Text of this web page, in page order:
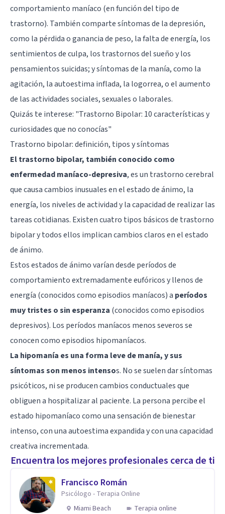
comportamiento maníaco (en función del tipo de
trastorno). También comparte síntomas de la depresión,
como la pérdida o ganancia de peso, la falta de energía, los
sentimientos de culpa, los trastornos del sueño y los
pensamientos suicidas; y síntomas de la manía, como la
agitación, la autoestima inflada, la logorrea, o el aumento
de las actividades sociales, sexuales o laborales.
Quizás te interese: "Trastorno Bipolar: 10 características y
curiosidades que no conocías"
Trastorno bipolar: definición, tipos y síntomas
El trastorno bipolar, también conocido como
enfermedad maníaco-depresiva, es un trastorno cerebral
que causa cambios inusuales en el estado de ánimo, la
energía, los niveles de actividad y la capacidad de realizar las
tareas cotidianas. Existen cuatro tipos básicos de trastorno
bipolar y todos ellos implican cambios claros en el estado
de ánimo.
Estos estados de ánimo varían desde períodos de
comportamiento extremadamente eufóricos y llenos de
energía (conocidos como episodios maníacos) a períodos
muy tristes o sin esperanza (conocidos como episodios
depresivos). Los períodos maníacos menos severos se
conocen como episodios hipomaníacos.
La hipomanía es una forma leve de manía, y sus
síntomas son menos intensos. No se suelen dar síntomas
psicóticos, ni se producen cambios conductuales que
obliguen a hospitalizar al paciente. La persona percibe el
estado hipomaníaco como una sensación de bienestar
intenso, con una autoestima expandida y con una capacidad
creativa incrementada.
Encuentra los mejores profesionales cerca de ti
Francisco Román
Psicólogo - Terapia Online
Miami Beach
Terapia online